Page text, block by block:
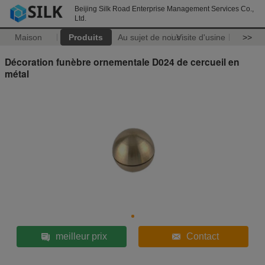
Beijing Silk Road Enterprise Management Services Co.,
Ltd.
Maison Produits Au sujet de nousVisite d'usine >>
Décoration funèbre ornementale D024 de cercueil en
métal
meilleur prix Contact